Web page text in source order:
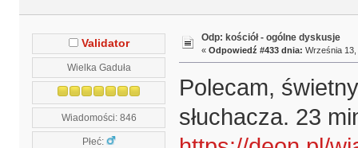
Validator
Wielka Gaduła
Wiadomości: 846
Płeć:
Odp: kościół - ogólne dyskusje
« Odpowiedź #433 dnia: Września
Polecam,
słuchacza. 23